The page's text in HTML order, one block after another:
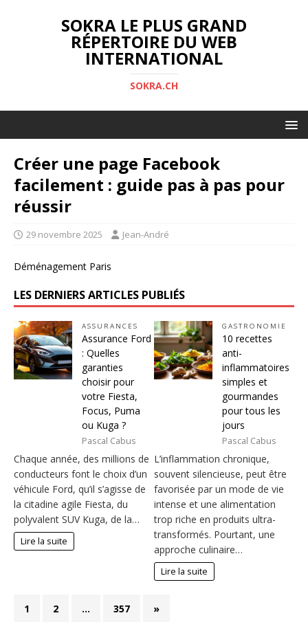
SOKRA LE PLUS GRAND
RÉPERTOIRE DU WEB
INTERNATIONAL
SOKRA.CH
Créer une page Facebook
facilement : guide pas à pas pour
réussir
29 novembre 2025 Jean-André
Déménagement Paris
LES DERNIERS ARTICLES PUBLIÉS
ASSURANCES
Assurance Ford
: Quelles
garanties
choisir pour
votre Fiesta,
Focus, Puma
ou Kuga ?
Pascal Cabus
Chaque année, des millions de
conducteurs font le choix d’un
véhicule Ford, qu’il s’agisse de
la citadine agile Fiesta, du
polyvalent SUV Kuga, de la…
Lire la suite
GASTRONOMIE
10 recettes
anti-
inflammatoires
simples et
gourmandes
pour tous les
jours
Pascal Cabus
L’inflammation chronique,
souvent silencieuse, peut être
favorisée par un mode de vie
intense et une alimentation
trop riche en produits ultra-
transformés. Pourtant, une
approche culinaire…
Lire la suite
1 2 … 357 »